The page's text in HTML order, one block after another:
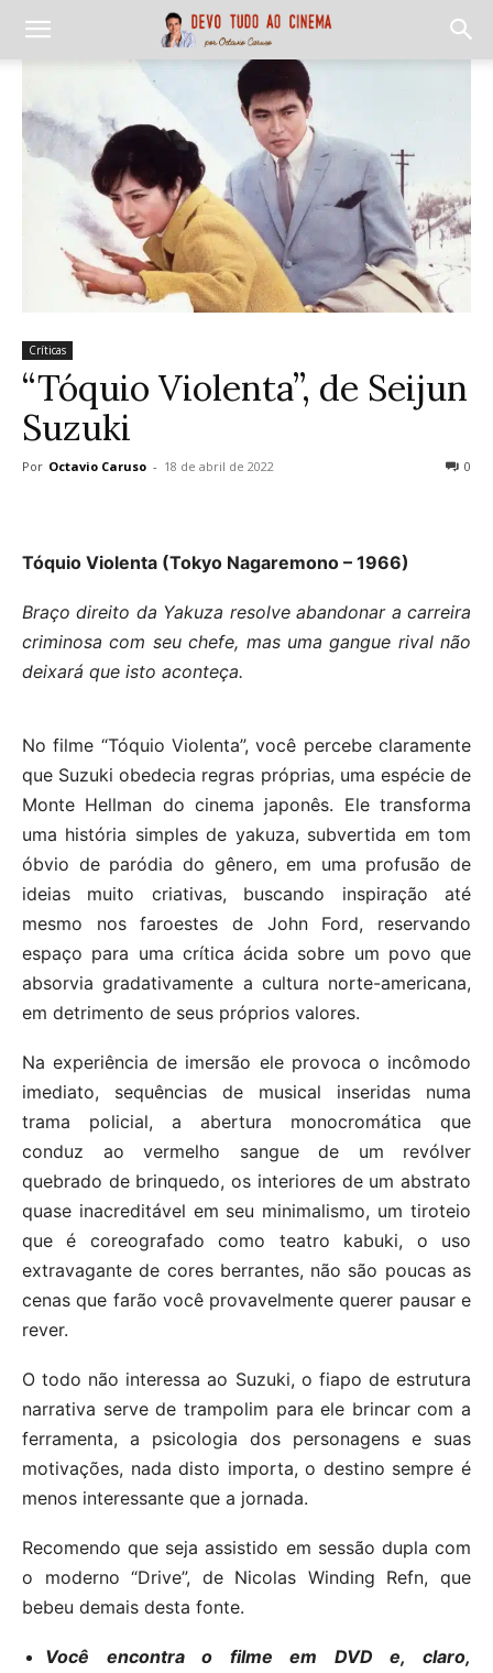
Críticas
“Tóquio Violenta”, de Seijun
Suzuki
Por Octavio Caruso - 18 de abril de 2022 0
Tóquio Violenta (Tokyo Nagaremono – 1966)
Braço direito da Yakuza resolve abandonar a carreira
criminosa com seu chefe, mas uma gangue rival não
deixará que isto aconteça.
No filme “Tóquio Violenta”, você percebe claramente
que Suzuki obedecia regras próprias, uma espécie de
Monte Hellman do cinema japonês. Ele transforma
uma história simples de yakuza, subvertida em tom
óbvio de paródia do gênero, em uma profusão de
ideias muito criativas, buscando inspiração até
mesmo nos faroestes de John Ford, reservando
espaço para uma crítica ácida sobre um povo que
absorvia gradativamente a cultura norte-americana,
em detrimento de seus próprios valores.
Na experiência de imersão ele provoca o incômodo
imediato, sequências de musical inseridas numa
trama policial, a abertura monocromática que
conduz ao vermelho sangue de um revólver
quebrado de brinquedo, os interiores de um abstrato
quase inacreditável em seu minimalismo, um tiroteio
que é coreografado como teatro kabuki, o uso
extravagante de cores berrantes, não são poucas as
cenas que farão você provavelmente querer pausar e
rever.
O todo não interessa ao Suzuki, o fiapo de estrutura
narrativa serve de trampolim para ele brincar com a
ferramenta, a psicologia dos personagens e suas
motivações, nada disto importa, o destino sempre é
menos interessante que a jornada.
Recomendo que seja assistido em sessão dupla com
o moderno “Drive”, de Nicolas Winding Refn, que
bebeu demais desta fonte.
Você encontra o filme em DVD e, claro,